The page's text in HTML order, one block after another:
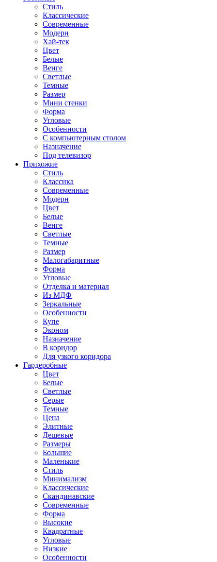
Стиль
Классические
Современные
Модерн
Хай-тек
Цвет
Белые
Венге
Светлые
Темные
Размер
Мини стенки
Форма
Угловые
Особенности
С компьютерным столом
Назначение
Под телевизор
Прихожие
Стиль
Классика
Современные
Модерн
Цвет
Белые
Венге
Светлые
Темные
Размер
Малогабаритные
Форма
Угловые
Отделка и материал
Из МДФ
Зеркальные
Особенности
Купе
Эконом
Назначение
В коридор
Для узкого коридора
Гардеробные
Цвет
Белые
Светлые
Серые
Темные
Цена
Элитные
Дешевые
Размеры
Большие
Маленькие
Стиль
Минимализм
Классические
Скандинавские
Современные
Форма
Высокие
Квадратные
Угловые
Низкие
Особенности